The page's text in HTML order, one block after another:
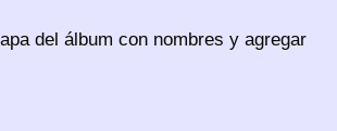
del álbum con nombres y agregar